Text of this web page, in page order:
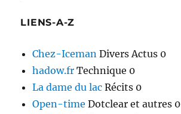
LIENS-A-Z
Chez-Iceman Divers Actus 0
hadow.fr Technique 0
La dame du lac Récits 0
Open-time Dotclear et autres 0